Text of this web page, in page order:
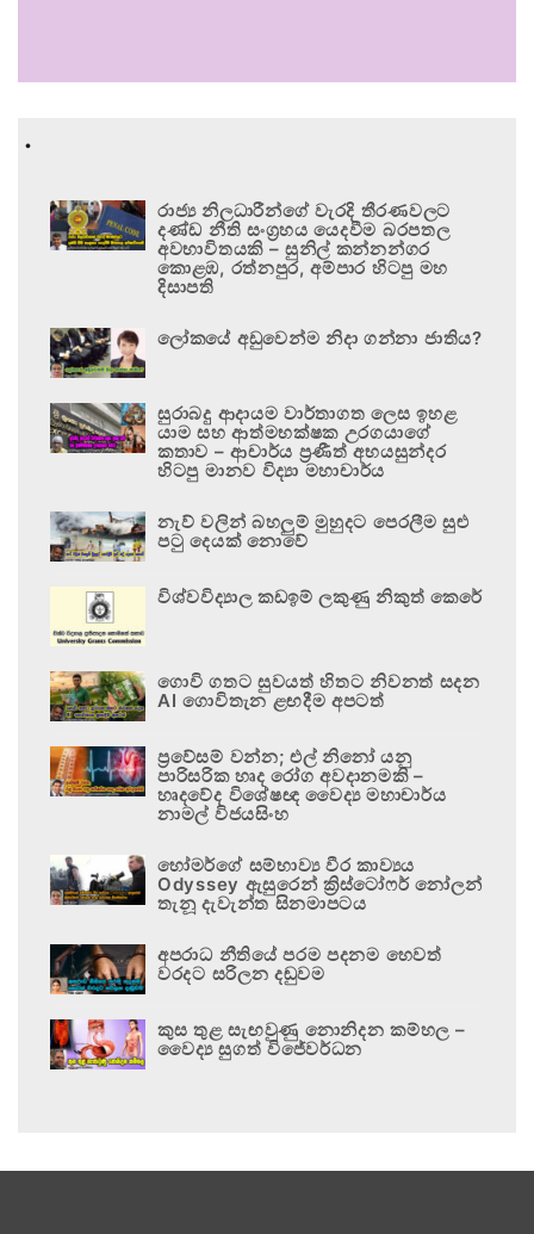
.
රාජ්‍ය නිලධාරීන්ගේ වැරදි තීරණවලට
දණ්ඩ නීති සංග්‍රහය යෙදවීම බරපතල
අවභාවිතයකි – සුනිල් කන්නන්ගර
කොළඹ, රත්නපුර, අම්පාර හිටපු මහ
දිසාපති
ලෝකයේ අඩුවෙන්ම නිදා ගන්නා ජාතිය?
සුරාබදු ආදායම වාර්තාගත ලෙස ඉහළ
යාම සහ ආත්මභක්ෂක උරගයාගේ
කතාව – ආචාර්ය ප්‍රණීත් අභයසුන්දර
හිටපු මානව විද්‍යා මහාචාර්ය
නැව් වලින් බහලුම් මුහුදට පෙරලීම සුළු
පටු දෙයක් නොවේ
විශ්වවිද්‍යාල කඩඉම් ලකුණු නිකුත් කෙරේ
ගොවි ගතට සුවයත් හිතට නිවනත් සදන
AI ගොවිතැන ළඟදීම අපටත්
ප්‍රවේසම් වන්න; එල් නිනෝ යනු
පාරිසරික හෘද රෝග අවදානමකි –
හෘදවේද විශේෂඥ වෛද්‍ය මහාචාර්ය
නාමල් විජයසිංහ
හෝමර්ගේ සම්භාව්‍ය වීර කාව්‍යය
Odyssey ඇසුරෙන් ක්‍රිස්ටෝෆර් නෝලන්
තැනූ දැවැන්ත සිනමාපටය
අපරාධ නීතියේ පරම පදනම හෙවත්
වරදට සරිලන දඬුවම
කුස තුළ සැඟවුණු නොනිදන කම්හල –
වෛද්‍ය සුගත් විජේවර්ධන